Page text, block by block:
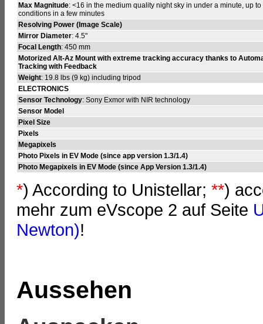
Max Magnitude: <16 in the medium quality night sky in under a minute, up
conditions in a few minutes
Resolving Power (Image Scale)
Mirror Diameter: 4.5"
Focal Length: 450 mm
Motorized Alt-Az Mount with extreme tracking accuracy thanks to
Tracking with Feedback
Weight: 19.8 lbs (9 kg) including tripod
ELECTRONICS
Sensor Technology: Sony Exmor with NIR technology
Sensor Model
Pixel Size
Pixels
Megapixels
Photo Pixels in EV Mode (since app version 1.3/1.4)
Photo Megapixels in EV Mode (since App Version 1.3/1.4)
*) According to Unistellar; **)
mehr zum eVscope 2 auf Seite
Newton)!
Aussehen